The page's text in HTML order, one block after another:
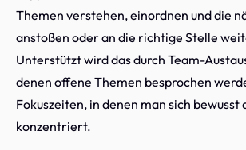
Themen verstehen, einordnen und die
anstoßen oder an die richtige Stelle
Unterstützt wird das durch Team-
denen offene Themen besprochen
Fokuszeiten, in denen man sich bewusst
konzentriert.